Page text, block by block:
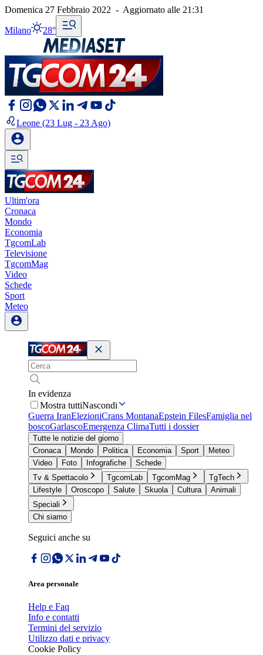
Domenica 27 Febbraio 2022 - Aggiornato alle 21:31
Milano 28°
Leone (23 Lug - 23 Ago)
Ultim'ora
Cronaca
Mondo
Economia
TgcomLab
Televisione
TgcomMag
Video
Schede
Sport
Meteo
In evidenza
Mostra tuttiNascondi
Guerra IranElezioniCrans MontanaEpstein FilesFamiglia nel
boscoGarlascoEmergenza ClimaTutti i dossier
Tutte le notizie del giorno
Cronaca
Mondo Politica Economia Sport
Meteo
Video
Foto Infografiche
Schede
Tv & Spettacolo
TgcomLab TgcomMag
TgTech
Lifestyle
Oroscopo Salute Skuola Cultura
Animali
Speciali
Chi siamo
Seguici anche su
Area personale
Help e Faq
Info e contatti
Termini del servizio
Utilizzo dati e privacy
Cookie Policy